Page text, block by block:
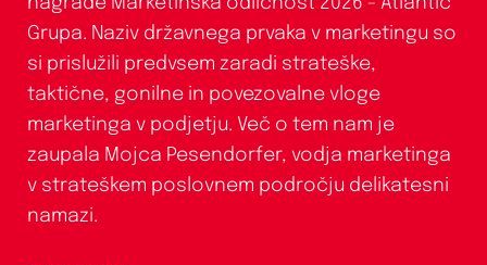
Grupa. Naziv državnega prvaka v marketingu so
si prislužili predvsem zaradi strateške,
taktične, gonilne in povezovalne vloge
marketinga v podjetju. Več o tem nam je
zaupala Mojca Pesendorfer, vodja marketinga
v strateškem poslovnem področju delikatesni
namazi.